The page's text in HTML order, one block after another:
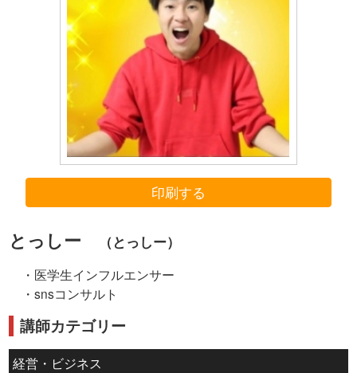
印刷する
とっしー （とっしー）
・医学生インフルエンサー
・snsコンサルト
講師カテゴリー
経営・ビジネス